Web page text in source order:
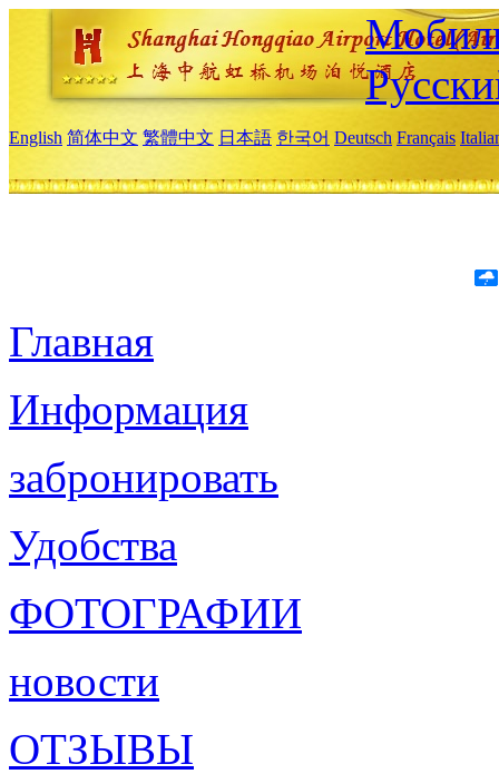
English 简体中文 繁體中文 日本語 한국어 Deutsch Français
Главная
Информация
забронировать
Удобства
ФОТОГРАФИИ
новости
ОТЗЫВЫ